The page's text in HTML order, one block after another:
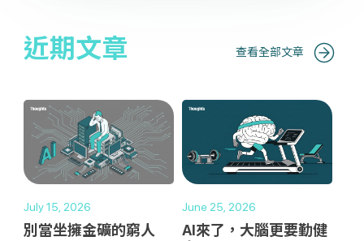
近期文章 查看全部文章
July 15, 2026
別當坐擁金礦的窮人
June 25, 2026
AI來了，大腦更要勤健